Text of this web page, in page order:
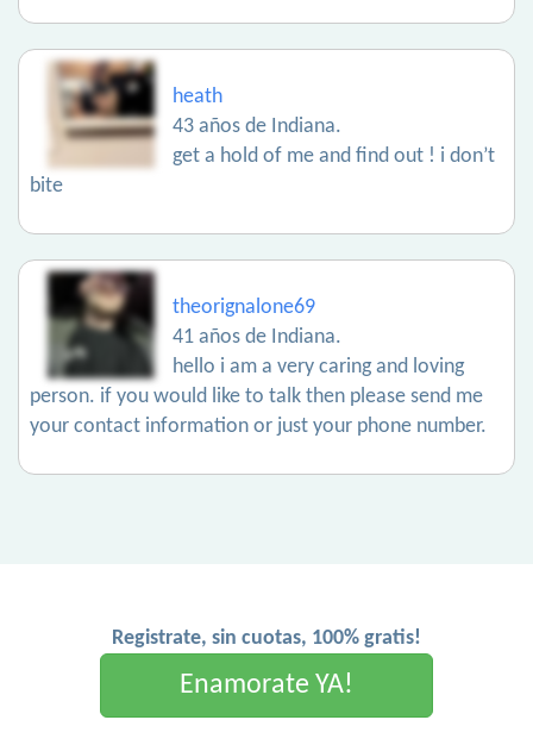
heath
43 años de Indiana.
get a hold of me and find out ! i don’t
bite
theorignalone69
41 años de Indiana.
hello i am a very caring and loving
person. if you would like to talk then please send me
your contact information or just your phone number.
Registrate, sin cuotas, 100% gratis!
Enamorate YA!